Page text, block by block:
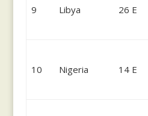
9 Libya 26 E
10 Nigeria 14 E